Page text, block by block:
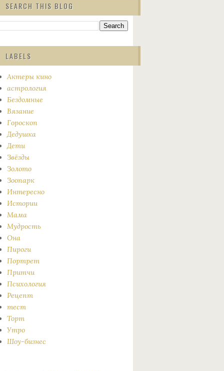
SEARCH THIS BLOG
LABELS
Актеры кино
астрология
Бездомные
Вязание
Гороскоп
Дедушка
Дети
Звёзды
Золото
Зоопарк
Интересно
Истории
Мама
Мудрость
Она
Пироги
Портрет
Притчи
Психология
Рецепт
тест
Торт
Утро
Шоу-бизнес